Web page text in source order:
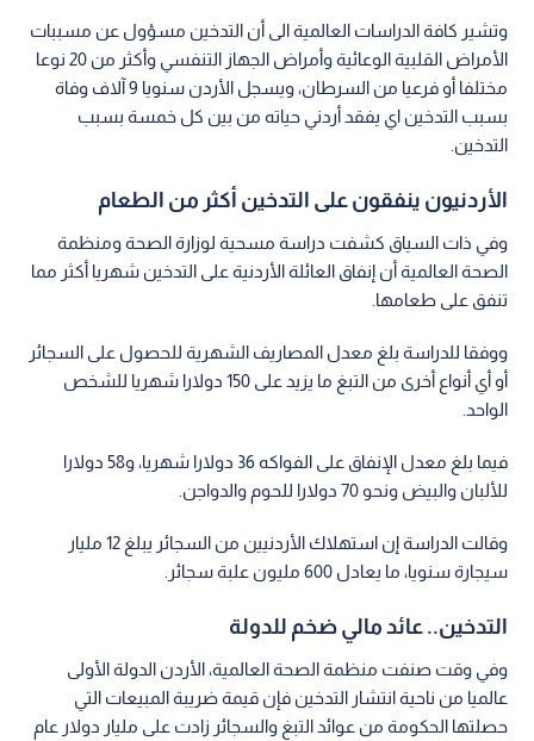
وتشير كافة الدراسات العالمية الى أن التدخين مسؤول عن مسببات
الأمراض القلبية الوعائية وأمراض الجهاز التنفسي وأكثر من 20 نوعا
مختلفا أو فرعيا من السرطان، ويسجل الأردن سنويا 9 آلاف وفاة
بسبب التدخين اي يفقد أردني حياته من بين كل خمسة بسبب
التدخين.
الأردنيون ينفقون على التدخين أكثر من الطعام
وفي ذات السياق كشفت دراسة مسحية لوزارة الصحة ومنظمة
الصحة العالمية أن إنفاق العائلة الأردنية على التدخين شهريا أكثر مما
تنفق على طعامها.
ووفقا للدراسة بلغ معدل المصاريف الشهرية للحصول على السجائر
أو أي أنواع أخرى من التبغ ما يزيد على 150 دولارا شهريا للشخص
الواحد.
فيما بلغ معدل الإنفاق على الفواكه 36 دولارا شهريا، و58 دولارا
للألبان والبيض ونحو 70 دولارا للحوم والدواجن.
وقالت الدراسة إن استهلاك الأردنيين من السجائر يبلغ 12 مليار
سيجارة سنويا، ما يعادل 600 مليون علبة سجائر.
التدخين.. عائد مالي ضخم للدولة
وفي وقت صنفت منظمة الصحة العالمية، الأردن الدولة الأولى
عالميا من ناحية انتشار التدخين فإن قيمة ضريبة المبيعات التي
حصلتها الحكومة من عوائد التبغ والسجائر زادت على مليار دولار عام